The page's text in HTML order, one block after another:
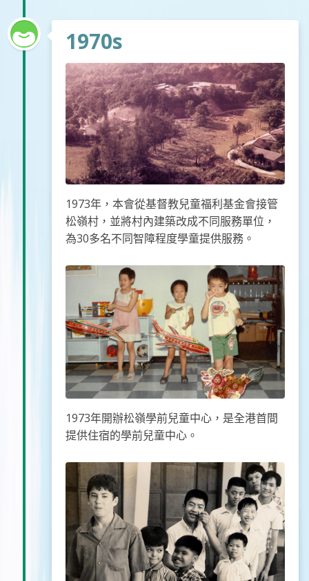
1970s
1973年，本會從基督教兒童福利基金會接管
松嶺村，並將村內建築改成不同服務單位，
為30多名不同智障程度學童提供服務。
1973年開辦松嶺學前兒童中心，是全港首間
提供住宿的學前兒童中心。